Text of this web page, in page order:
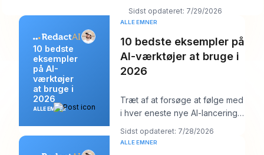
logins, seks kundekalendere, tre
br
Sidst opdateret: 7/29/2026
10 bedste
eksempler
på AI-
værktøjer
at bruge i
2026
ALLE EMNER
ALLE EMNER
10 bedste eksempler på
AI-værktøjer at bruge i
2026
Træt af at forsøge at følge med
i hver eneste nye AI-lancering
og stadig skulle poste noget
ordentli
Sidst opdateret: 7/28/2026
ALLE EMNER